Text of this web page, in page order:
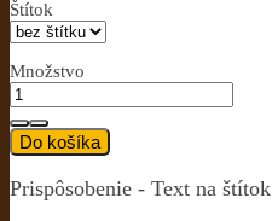
Štítok
Množstvo
Do košíka
Prispôsobenie - Text na štítok